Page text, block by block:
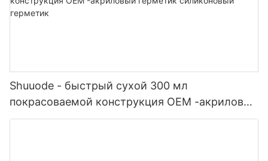
Shuuode - быстрый сухой 300 мл
покрасоваемой конструкция OEM -акриловый
герметик силиконовый герметик